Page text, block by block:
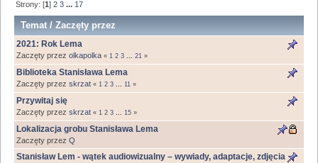
Strony: [1]2 3 ... 17
Temat/Zaczęty przez
2021: Rok Lema
Zaczęty przez olkapolka « 1 2 3 ... 21 »
Biblioteka Stanisława Lema
Zaczęty przez skrzat « 1 2 3 ... 11 »
Przywitaj się
Zaczęty przez skrzat « 1 2 3 ... 15 »
Lokalizacja grobu Stanisława Lema
Zaczęty przez Q
Stanisław Lem - wątek audiowizualny – wywiady, adaptacje, zdjęcia